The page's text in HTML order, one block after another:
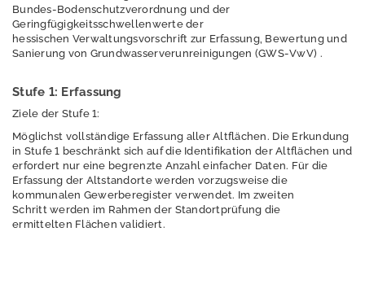
Naturschutz -
Zentrum für
Artenvielfalt
und
Kreislaufwirtschaft,
Abfall
Strahlenschutz
Wasser
Windenergie
Bundes-Bodenschutzverordnung und der
Geringfügigkeitsschwellenwerte der
hessischen Verwaltungsvorschrift zur Erfassung, Bewertung und
Sanierung von Grundwasserverunreinigungen (GWS-VwV) .
Stufe 1: Erfassung
Ziele der Stufe 1:
Möglichst vollständige Erfassung aller Altflächen. Die Erkundung
in Stufe 1 beschränkt sich auf die Identifikation der Altflächen und
erfordert nur eine begrenzte Anzahl einfacher Daten. Für die
Erfassung der Altstandorte werden vorzugsweise die
kommunalen Gewerberegister verwendet. Im zweiten
Schritt werden im Rahmen der Standortprüfung die
ermittelten Flächen validiert.